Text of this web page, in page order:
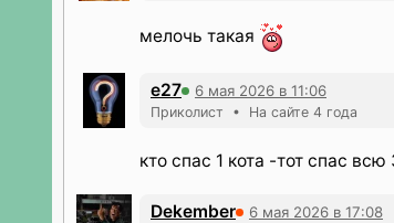
мелочь такая
е27 6 мая 2026 в 11:06
Приколист • На сайте 4 года
кто спас 1 кота -тот спас
Dekember 6 мая 2026 в 17:08